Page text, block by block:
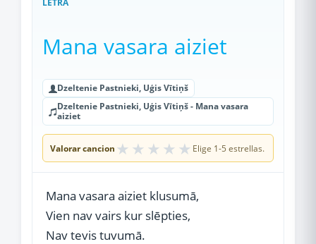
LETRA
Mana vasara aiziet
Dzeltenie Pastnieki, Uģis Vītiņš
Dzeltenie Pastnieki, Uģis Vītiņš - Mana vasara
aiziet
Valorar cancion ★ ★ ★ ★ ★ Elige 1-5 estrellas.
Mana vasara aiziet klusumā,
Vien nav vairs kur slēpties,
Nav tevis tuvumā.